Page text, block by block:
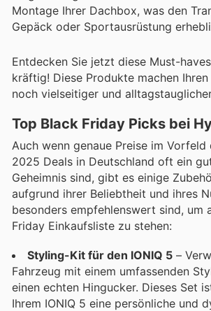
Montage Ihrer Dachbox, was den
Gepäck oder Sportausrüstung
Entdecken Sie jetzt diese Must-
kräftig! Diese Produkte machen Ihren
noch vielseitiger und
Top Black Friday Picks bei
Auch wenn genaue Preise im
2025 Deals in Deutschland oft ein
Geheimnis sind, gibt es einige
aufgrund ihrer Beliebtheit und ihres
besonders empfehlenswert sind, um
Friday Einkaufsliste zu stehen:
Styling-Kit für den IONIQ 5 –
Fahrzeug mit einem umfassenden
einen echten Hingucker. Dieses Set
Ihrem IONIQ 5 eine persönliche und